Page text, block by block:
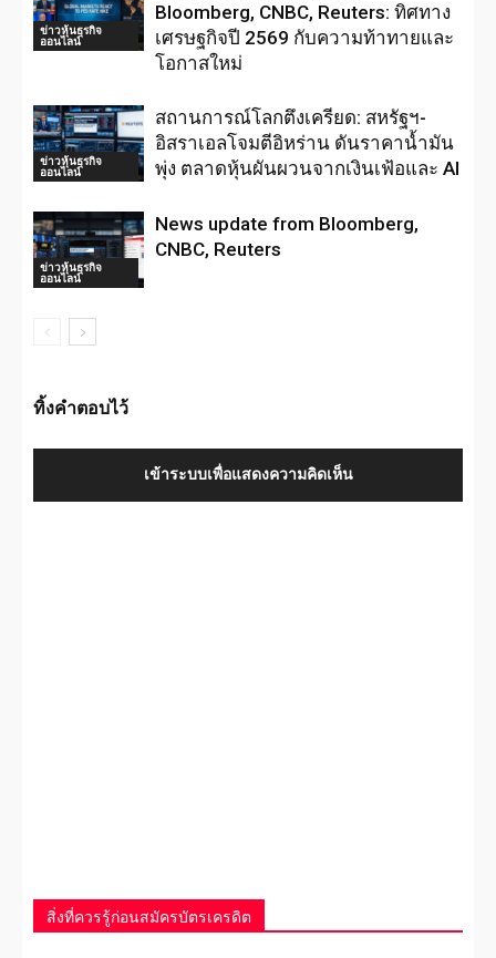
ข่าวหุ้นธุรกิจ
ออนไลน์
Bloomberg, CNBC, Reuters: ทิศทาง
เศรษฐกิจปี 2569 กับความท้าทายและ
โอกาสใหม่
ข่าวหุ้นธุรกิจ
ออนไลน์
สถานการณ์โลกตึงเครียด: สหรัฐฯ-
อิสราเอลโจมตีอิหร่าน ดันราคาน้ำมัน
พุ่ง ตลาดหุ้นผันผวนจากเงินเฟ้อและ AI
ข่าวหุ้นธุรกิจ
ออนไลน์
News update from Bloomberg,
CNBC, Reuters
ทิ้งคำตอบไว้
เข้าระบบเพื่อแสดงความคิดเห็น
สิ่งที่ควรรู้ก่อนสมัครบัตรเครดิต